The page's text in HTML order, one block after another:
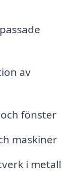
av
fönster
maskiner
i metall